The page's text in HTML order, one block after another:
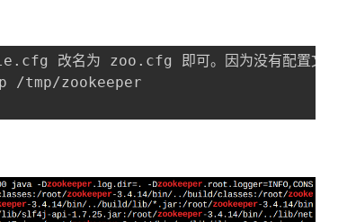
改名为 zoo.cfg 即可。因为没有配置文件
/tmp/zookeeper